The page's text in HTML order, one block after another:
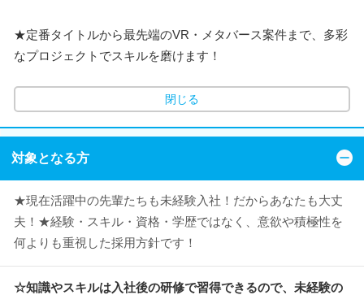
★定番タイトルから最先端のVR・メタバース案件まで、多彩
なプロジェクトでスキルを磨けます！
閉じる
対象となる方
★現在活躍中の先輩たちも未経験入社！だからあなたも大丈
夫！★経験・スキル・資格・学歴ではなく、意欲や積極性を
何よりも重視した採用方針です！
☆知識やスキルは入社後の研修で習得できるので、未経験の